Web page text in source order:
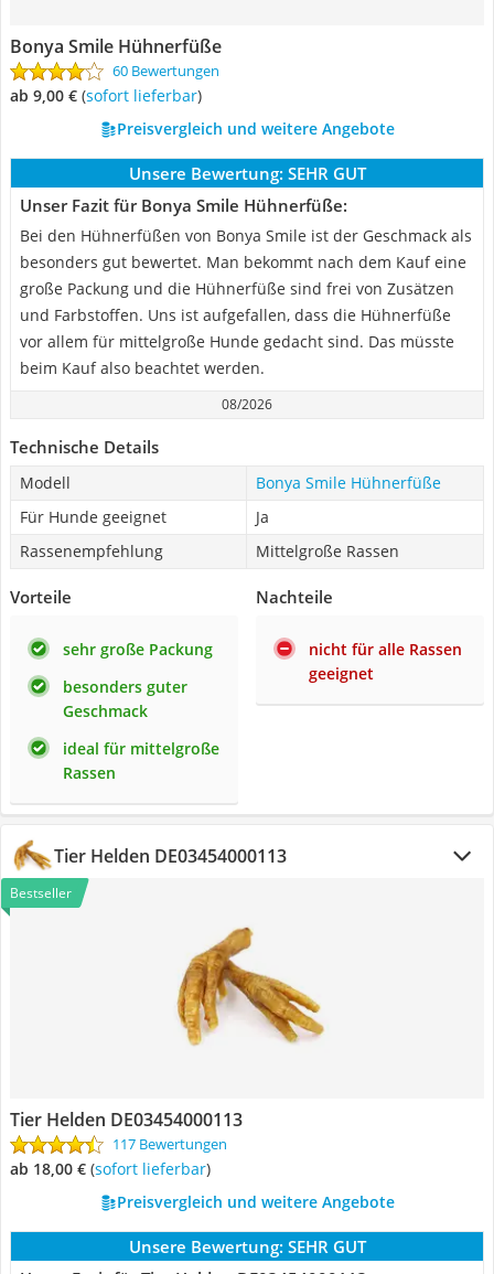
Bonya Smile Hühnerfüße
60 Bewertungen
ab 9,00 € ( Sofort lieferbar)
Preisvergleich und weitere Angebote
Unsere Bewertung: SEHR GUT
Unser Fazit für Bonya Smile Hühnerfüße:
Bei den Hühnerfüßen von Bonya Smile ist der Geschmack als
besonders gut bewertet. Man bekommt nach dem Kauf eine
große Packung und die Hühnerfüße sind frei von Zusätzen
und Farbstoffen. Uns ist aufgefallen, dass die Hühnerfüße
vor allem für mittelgroße Hunde gedacht sind. Das müsste
beim Kauf also beachtet werden.
08/2026
Technische Details
Modell
Bonya Smile Hühnerfüße
Für Hunde geeignet
Ja
Rassenempfehlung
Mittelgroße Rassen
Vorteile
sehr große Packung
besonders guter
Geschmack
ideal für mittelgroße
Rassen
Nachteile
nicht für alle Rassen
geeignet
Tier Helden DE03454000113
Bestseller
Tier Helden DE03454000113
117 Bewertungen
ab 18,00 € ( Sofort lieferbar)
Preisvergleich und weitere Angebote
Unsere Bewertung: SEHR GUT